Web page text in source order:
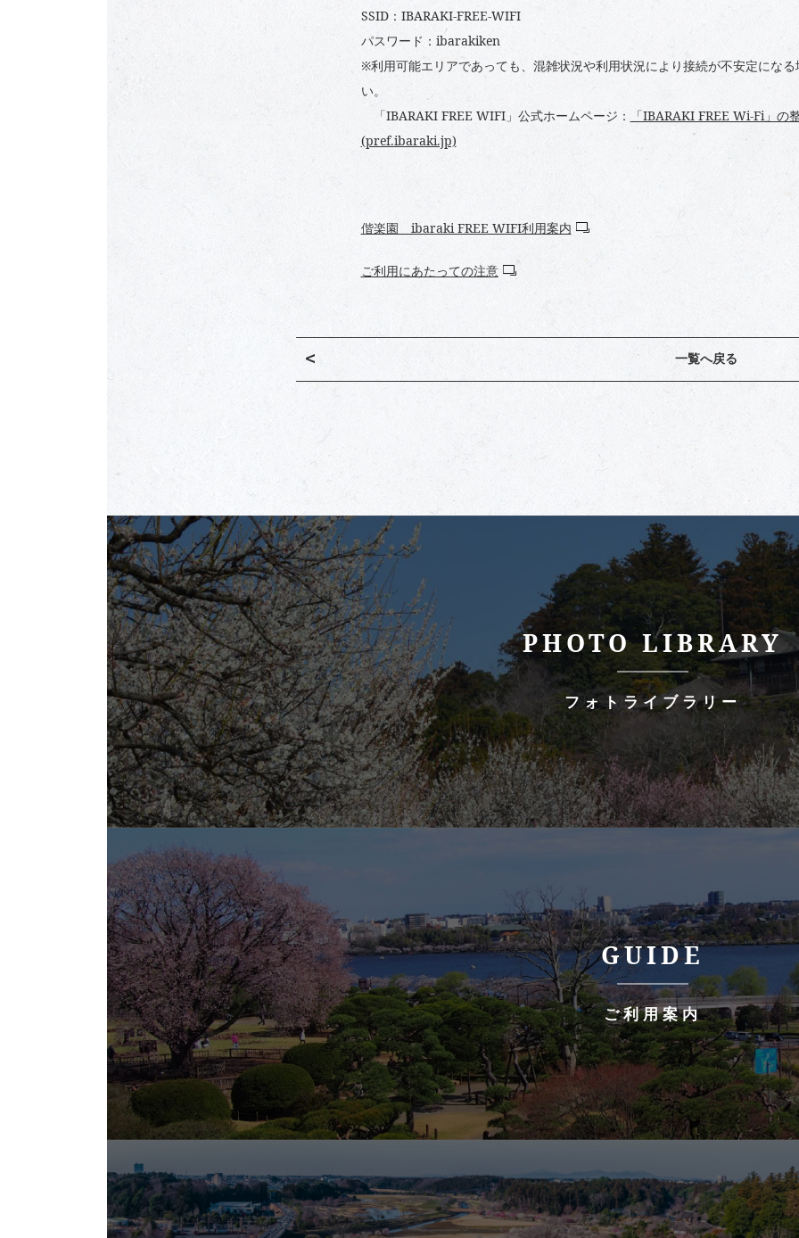
SSID： IBARAKI-FREE-WIFI
パスワード： ibarakiken
※利用可能エリアであっても、混雑状況や利用状況により接続が不安定にな
い。
「IBARAKI FREE WIFI」公式ホームページ：
「IBARAKI FREE Wi-Fi」の
(pref.ibaraki.jp)
偕楽園 ibaraki FREE WIFI利用案内
ご利用にあたっての注意
< 一覧へ戻る
PHOTO LIBRARY
フォトライブラリー
GUIDE
ご利用案内